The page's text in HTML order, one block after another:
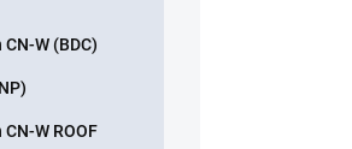
W (BDC)
W ROOF